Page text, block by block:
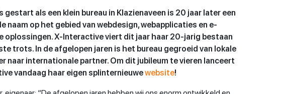
gestart als een klein bureau in Klazienaveen is 20 jaar later een
naam op het gebied van webdesign, webapplicaties en e-
oplossingen. X-Interactive viert dit jaar haar 20-jarig bestaan
trots. In de afgelopen jaren is het bureau gegroeid van lokale
naar internationale partner. Om dit jubileum te vieren lanceert
vandaag haar eigen splinternieuwewebsite!